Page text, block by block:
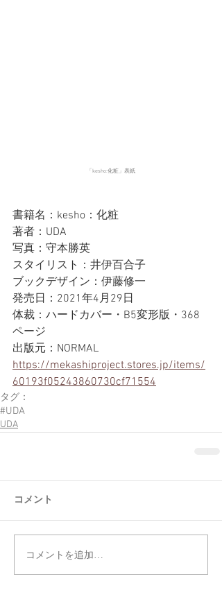
「kesho:化粧」表紙
書籍名：kesho：化粧
著者：UDA
写真：守本勝英
スタイリスト：井伊百合子
ブックデザイン：伊藤修一
発売日：2021年4月29日
体裁：ハードカバー・B5変形版・368
ページ
出版元：NORMAL
https://mekashiproject.stores.jp/items/
60193f05243860730cf71554
タグ：
#UDA
UDA
コメント
コメントを追加…